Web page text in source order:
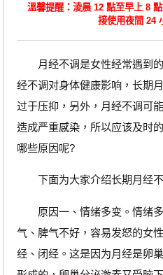
溫馨提醒：淩晨 12 點至早上 8
接使用夜間 24
月经不调是女性经常遇到的
经不调对身体健康影响，长期
过于压抑，另外，月经不调可
造成严重感染，所以应该及时
哪些原因呢?
下面为大家介绍长期月经不
原因一、情绪多变。情绪多
气、脾气不好，容易发怒的女
经、闭经。这是因为月经是卵